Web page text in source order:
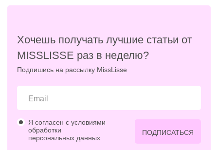
Хочешь получать лучшие статьи от
MISSLISSE раз в неделю?
Подпишись на рассылку MissLisse
Я согласен с условиями
обработки
персональных данных
ПОДПИСАТЬСЯ